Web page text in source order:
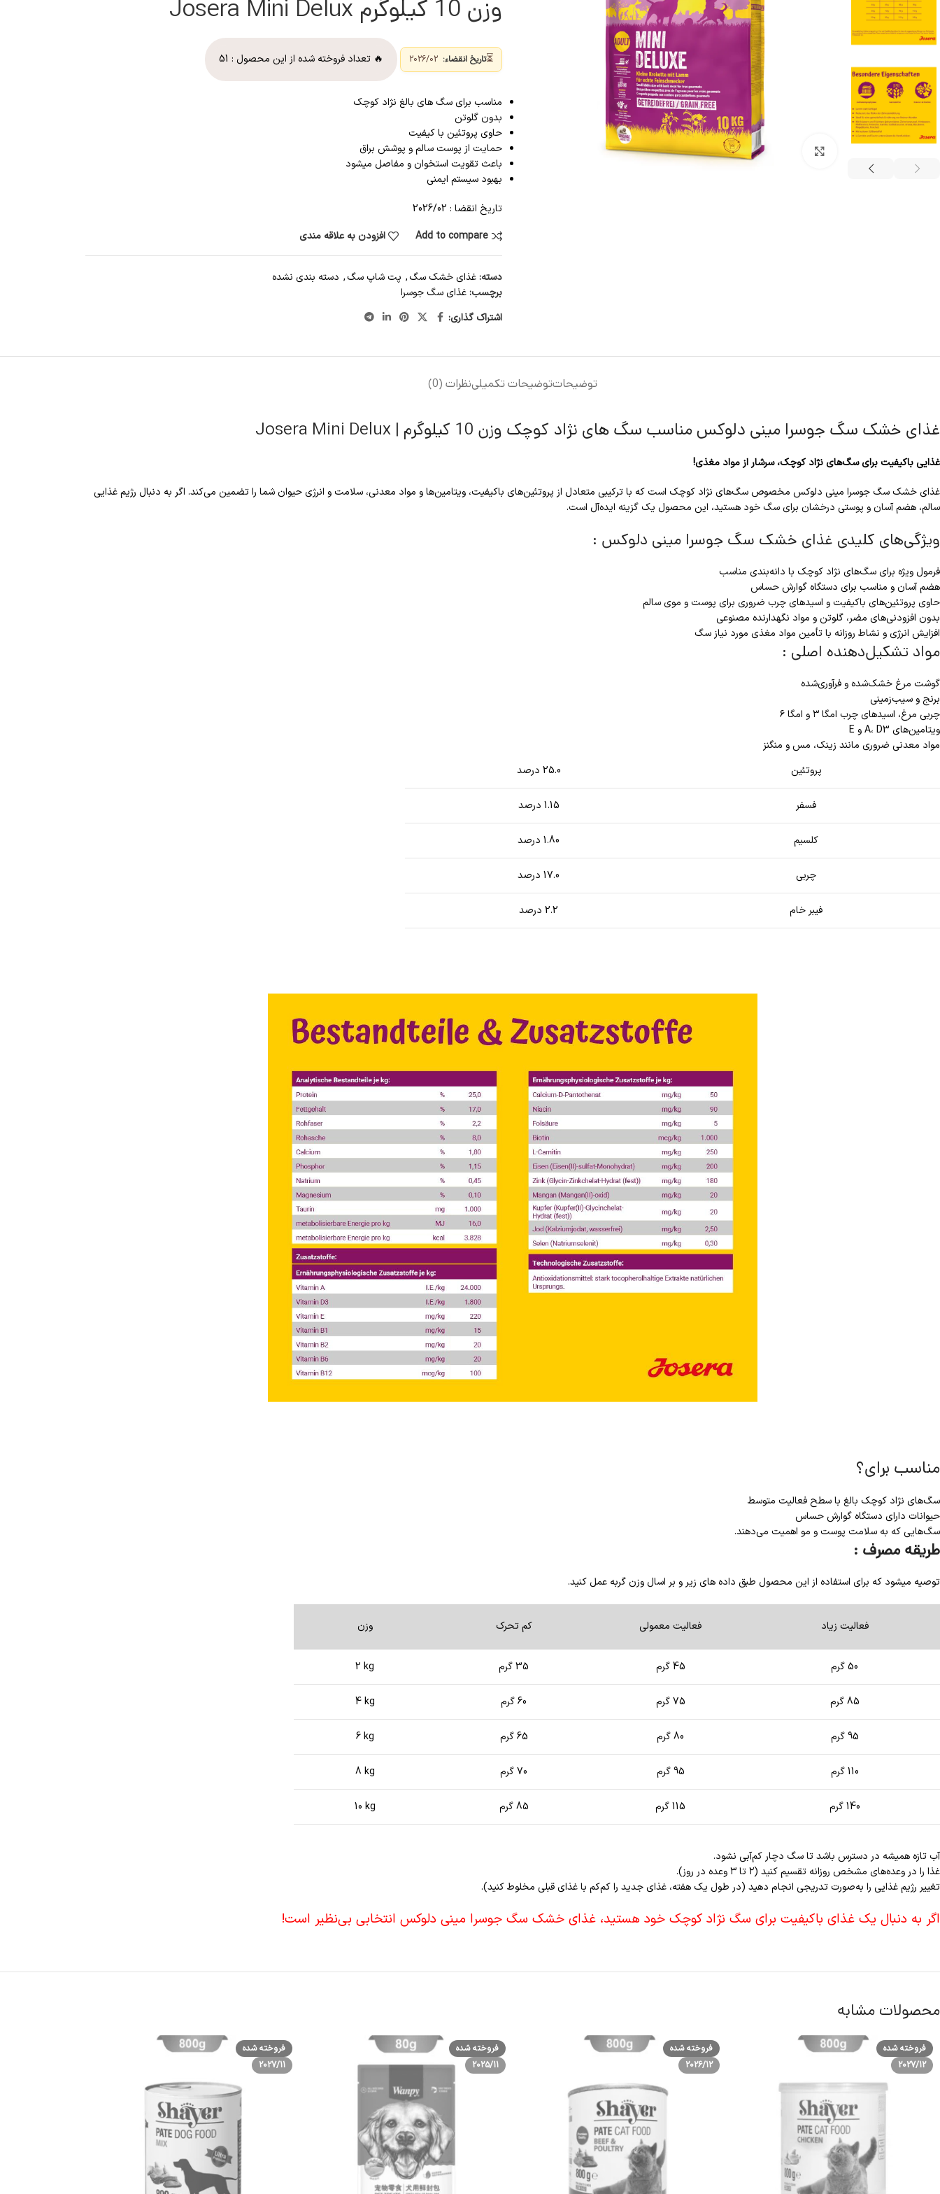
برای بزرگنمایی کلیک کنید
وزن 10 کیلوگرم Josera Mini Delux
⏳تاریخ انقضاء: 🔥 تعداد فروخته شده از این محصول : 51
مناسب برای سگ های بالغ نژاد کوچک
بدون گلوتن
حاوی پروتئین با کیفیت
حمایت از پوست سالم و پوشش براق
باعث تقویت استخوان و مفاصل میشود
بهبود سیستم ایمنی
تاریخ انقضا : 2026/02
Add to compare
افزودن به علاقه مندی
دسته:غذای خشک سگ, پت شاپ سگ, دسته بندی نشده
برچسب:غذای سگ جوسرا
اشتراک گذاری:
توضیحاتتوضیحات تکمیلینظرات (0)
غذای خشک سگ جوسرا مینی دلوکس مناسب سگ های نژاد کوچک وزن 10 کیلوگرم | Josera Mini Delux
غذایی باکیفیت برای سگ‌های نژاد کوچک، سرشار از مواد مغذی!
غذای خشک سگ جوسرا مینی دلوکس مخصوص سگ‌های نژاد کوچک است که با ترکیبی متعادل از پروتئین‌های باکیفیت، ویتامین‌ها و مواد معدنی، سلامت و انرژی حیوان شما را تضمین می‌کند. اگر به دنبال رژیم غذایی
سالم، هضم آسان و پوستی درخشان برای سگ خود هستید، این محصول یک گزینه ایده‌آل است.
ویژگی‌های کلیدی غذای خشک سگ جوسرا مینی دلوکس :
فرمول ویژه برای سگ‌های نژاد کوچک با دانه‌بندی مناسب
هضم آسان و مناسب برای دستگاه گوارش حساس
حاوی پروتئین‌های باکیفیت و اسیدهای چرب ضروری برای پوست و موی سالم
بدون افزودنی‌های مضر، گلوتن و مواد نگهدارنده مصنوعی
افزایش انرژی و نشاط روزانه با تأمین مواد مغذی مورد نیاز سگ
مواد تشکیل‌دهنده اصلی :
گوشت مرغ خشک‌شده و فرآوری‌شده
برنج و سیب‌زمینی
چربی مرغ، اسیدهای چرب امگا ۳ و امگا ۶
ویتامین‌های A، D3 و E
مواد معدنی ضروری مانند زینک، مس و منگنز
پروتئین
25.0 درصد
فسفر 1.15 درصد
کلسیم 1.80 درصد
چربی 17.0 درصد
فیبر خام 2.2 درصد
مناسب برای؟
سگ‌های نژاد کوچک بالغ با سطح فعالیت متوسط
حیوانات دارای دستگاه گوارش حساس
سگ‌هایی که به سلامت پوست و مو اهمیت می‌دهند.
طریقه مصرف :
توصیه میشود که برای استفاده از این محصول طبق داده های زیر و بر اسال وزن گربه عمل کنید.
فعالیت زیاد فعالیت معمولی کم تحرک وزن
50 گرم 45 گرم 35 گرم 2 kg
85 گرم 75 گرم 60 گرم 4 kg
95 گرم 80 گرم 65 گرم 6 kg
110 گرم 95 گرم 70 گرم 8 kg
140 گرم 115 گرم 85 گرم 10 kg
آب تازه همیشه در دسترس باشد تا سگ دچار کم‌آبی نشود.
غذا را در وعده‌های مشخص روزانه تقسیم کنید (۲ تا ۳ وعده در روز).
تغییر رژیم غذایی را به‌صورت تدریجی انجام دهید (در طول یک هفته، غذای جدید را کم‌کم با غذای قبلی مخلوط کنید).
اگر به دنبال یک غذای باکیفیت برای سگ نژاد کوچک خود هستید، غذای خشک سگ جوسرا مینی دلوکس انتخابی بی‌نظیر است!
محصولات مشابه
فروخته شده
2027/12
فروخته شده
2026/12
فروخته شده
2025/11
فروخته شده
2027/11